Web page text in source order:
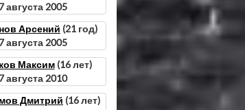
августа 2005
Арсений (21 год)
августа 2005
Максим(16 лет)
августа 2010
Дмитрий (16 лет)